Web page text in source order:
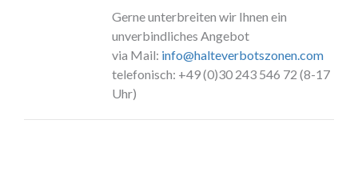
Gerne unterbreiten wir Ihnen ein
unverbindliches Angebot
via Mail: info@halteverbotszonen.com
telefonisch: +49 (0)30 243 546 72 (8-17
Uhr)